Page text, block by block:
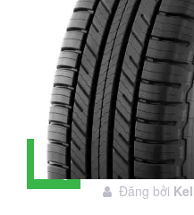
28
Tháng
Đánh giá
Đáng đầu tư
Đăng bởi